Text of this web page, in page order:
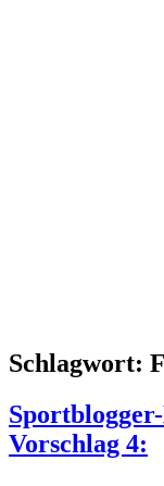
Schlagwort:
Vorschlag 4: